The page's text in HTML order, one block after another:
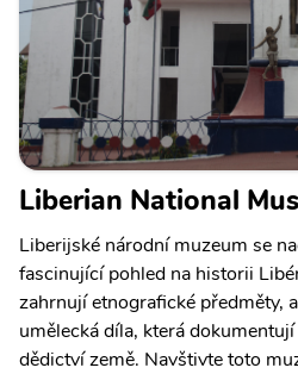
Liberian National
Liberijské národní muzeum se
fascinující pohled na historii
zahrnují etnografické předměty,
umělecká díla, která
dědictví země. Navštivte toto